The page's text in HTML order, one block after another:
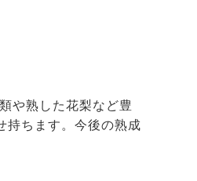
や熟した花梨など豊
持ちます。今後の熟成